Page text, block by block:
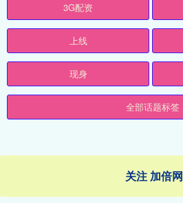
3G配资
上线
现身
全部话题标签
关注 加倍网